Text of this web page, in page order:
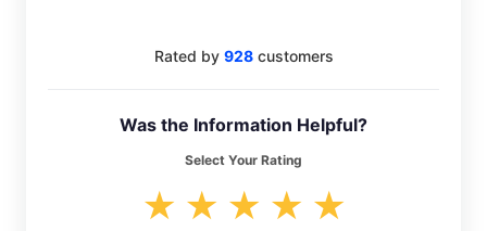
Rated by 928customers
Was the Information Helpful?
Select Your Rating
★ ★ ★ ★ ★